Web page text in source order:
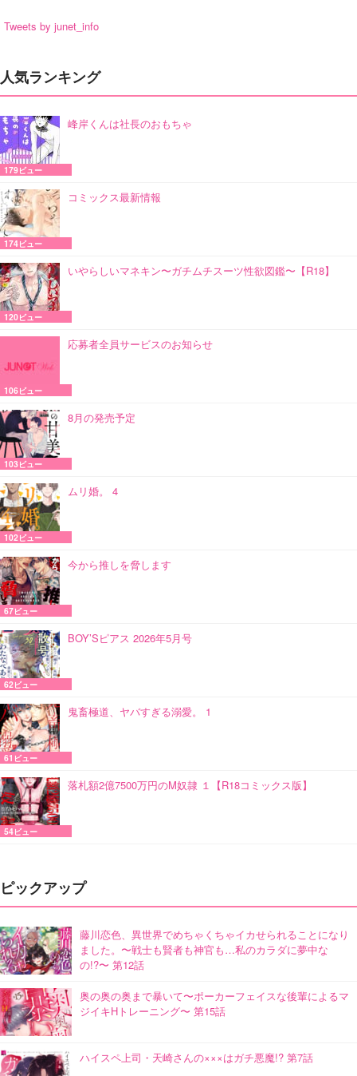
Tweets by junet_info
人気ランキング
峰岸くんは社長のおもちゃ
179ビュー
コミックス最新情報
174ビュー
いやらしいマネキン〜ガチムチスーツ性欲図鑑〜【R18】
120ビュー
応募者全員サービスのお知らせ
106ビュー
8月の発売予定
103ビュー
ムリ婚。 4
102ビュー
今から推しを脅します
67ビュー
BOY’Sピアス 2026年5月号
62ビュー
鬼畜極道、ヤバすぎる溺愛。 1
61ビュー
落札額2億7500万円のM奴隷 １【R18コミックス版】
54ビュー
ピックアップ
藤川恋色、異世界でめちゃくちゃイカせられることになり
ました。〜戦士も賢者も神官も…私のカラダに夢中な
の!?〜 第12話
奥の奥の奥まで暴いて〜ポーカーフェイスな後輩によるマ
ジイキHトレーニング〜 第15話
ハイスペ上司・天崎さんの×××はガチ悪魔!? 第7話